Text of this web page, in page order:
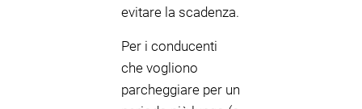
evitare la scadenza.
Per i conducenti
che vogliono
parcheggiare per un